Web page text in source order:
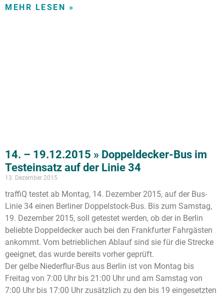
MEHR LESEN »
14. – 19.12.2015 » Doppeldecker-Bus im
Testeinsatz auf der Linie 34
13. Dezember 2015
traffiQ testet ab Montag, 14. Dezember 2015, auf der Bus-
Linie 34 einen Berliner Doppelstock-Bus. Bis zum Samstag,
19. Dezember 2015, soll getestet werden, ob der in Berlin
beliebte Doppeldecker auch bei den Frankfurter Fahrgästen
ankommt. Vom betrieblichen Ablauf sind sie für die Strecke
geeignet, das wurde bereits vorher geprüft.
Der gelbe Niederflur-Bus aus Berlin ist von Montag bis
Freitag von 7:00 Uhr bis 21:00 Uhr und am Samstag von
7:00 Uhr bis 17:00 Uhr zusätzlich zu den bis 19 eingesetzten